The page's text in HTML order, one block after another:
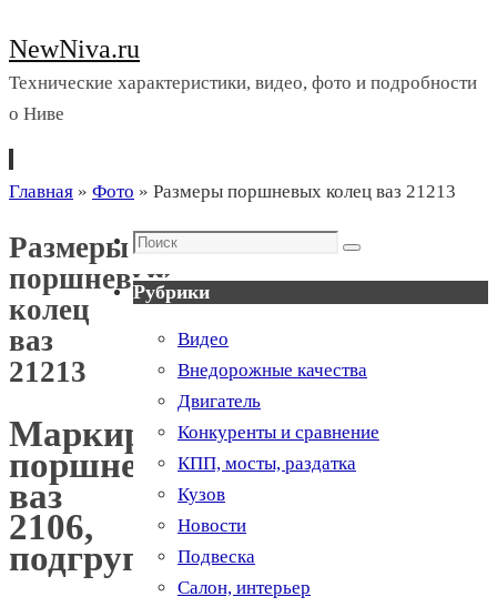
NewNiva.ru
Технические характеристики, видео, фото и подробности
о Ниве
Перейти
содержимому
Главная » Фото » Размеры поршневых колец ваз 21213
Размеры
поршневых
колец
ваз
21213
Маркировка
поршней
ваз
2106,
подгруппа
Поиск
Поиск
Рубрики
Видео
Внедорожные качества
Двигатель
Конкуренты и сравнение
КПП, мосты, раздатка
Кузов
Новости
Подвеска
Салон, интерьер